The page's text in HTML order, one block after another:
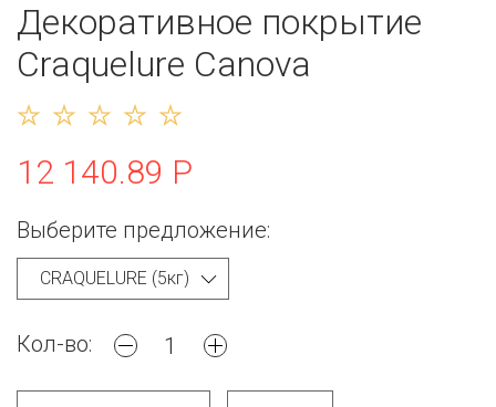
Декоративное покрытие
Craquelure Canova
12 140.89 Р
Выберите предложение:
Кол-во: